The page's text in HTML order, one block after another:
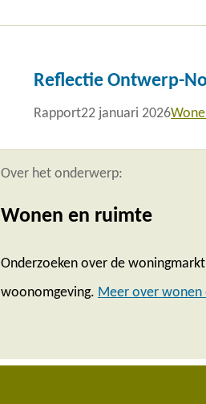
Reflectie Ontwerp-
Rapport22 januari 2026
Over het onderwerp:
Wonen en ruimte
Onderzoeken over de
woonomgeving. Meer over wonen